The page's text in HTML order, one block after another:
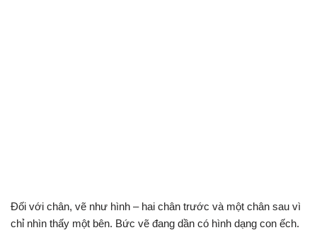
Đối với chân, vẽ như hình – hai chân trước và một chân sau vì
chỉ nhìn thấy một bên. Bức vẽ đang dần có hình dạng con ếch.